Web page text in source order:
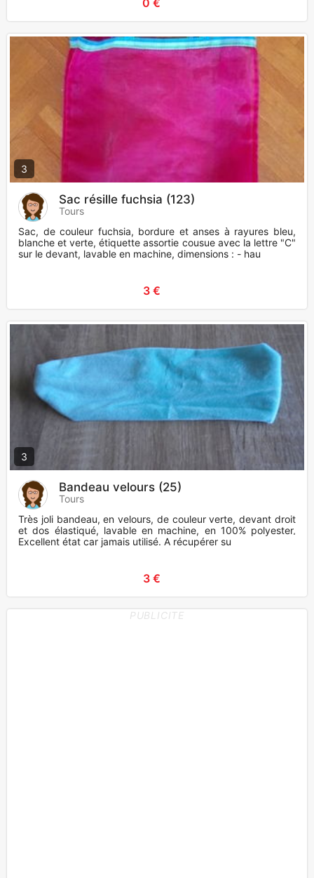
0 €
3
Sac résille fuchsia (123)
Tours
Sac, de couleur fuchsia, bordure et anses à rayures bleu,
blanche et verte, étiquette assortie cousue avec la lettre "C"
sur le devant, lavable en machine, dimensions : - hau
3 €
3
Bandeau velours (25)
Tours
Très joli bandeau, en velours, de couleur verte, devant droit
et dos élastiqué, lavable en machine, en 100% polyester,
Excellent état car jamais utilisé. A récupérer su
3 €
PUBLICITE